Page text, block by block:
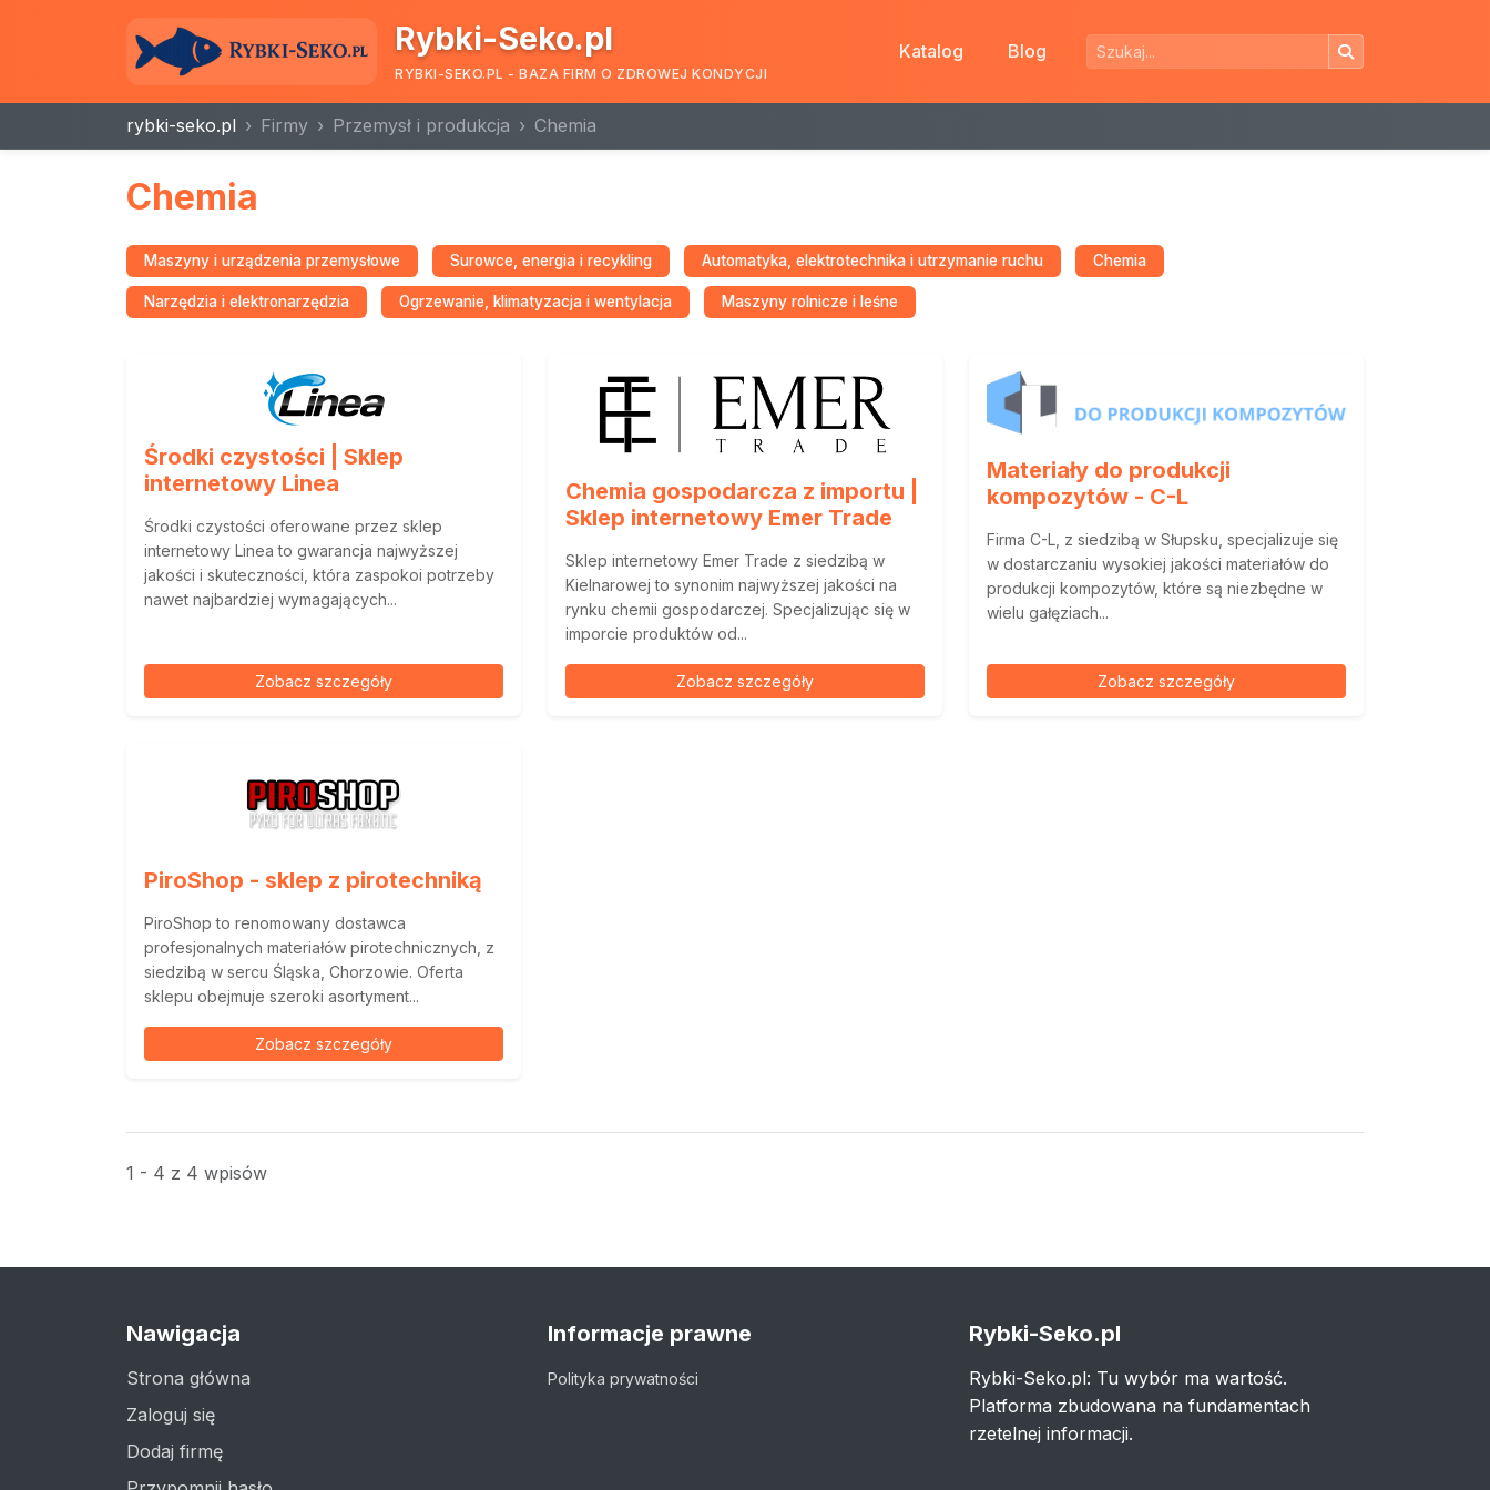
Rybki-Seko.pl
RYBKI-SEKO.PL - BAZA FIRM O ZDROWEJ KONDYCJI
Katalog Blog
rybki-seko.pl Firmy Przemysł i produkcja Chemia
Chemia
Maszyny i urządzenia przemysłowe Surowce, energia i recykling Automatyka, elektrotechnika i utrzymanie ruchu Chemia
Narzędzia i elektronarzędzia Ogrzewanie, klimatyzacja i wentylacja Maszyny rolnicze i leśne
Środki czystości | Sklep
internetowy Linea
Środki czystości oferowane przez sklep
internetowy Linea to gwarancja najwyższej
jakości i skuteczności, która zaspokoi potrzeby
nawet najbardziej wymagających...
Zobacz szczegóły
Chemia gospodarcza z importu |
Sklep internetowy Emer Trade
Sklep internetowy Emer Trade z siedzibą w
Kielnarowej to synonim najwyższej jakości na
rynku chemii gospodarczej. Specjalizując się w
imporcie produktów od...
Zobacz szczegóły
Materiały do produkcji
kompozytów - C-L
Firma C-L, z siedzibą w Słupsku, specjalizuje się
w dostarczaniu wysokiej jakości materiałów do
produkcji kompozytów, które są niezbędne w
wielu gałęziach...
Zobacz szczegóły
PiroShop - sklep z pirotechniką
PiroShop to renomowany dostawca
profesjonalnych materiałów pirotechnicznych, z
siedzibą w sercu Śląska, Chorzowie. Oferta
sklepu obejmuje szeroki asortyment...
Zobacz szczegóły
1 - 4 z 4 wpisów
Nawigacja
Strona główna
Zaloguj się
Dodaj firmę
Informacje prawne
Polityka prywatności
Rybki-Seko.pl
Rybki-Seko.pl: Tu wybór ma wartość.
Platforma zbudowana na fundamentach
rzetelnej informacji.